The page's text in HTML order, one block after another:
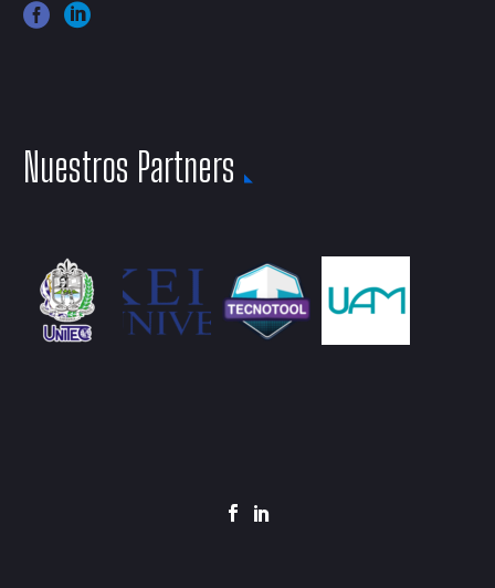
Nuestros Partners